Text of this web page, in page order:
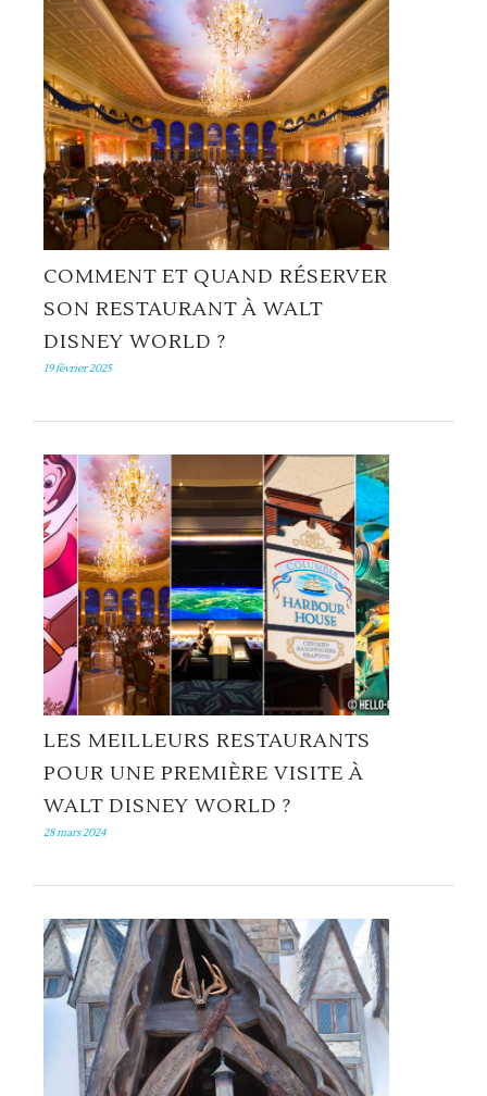
COMMENT ET QUAND RÉSERVER
SON RESTAURANT À WALT
DISNEY WORLD ?
19 février 2025
LES MEILLEURS RESTAURANTS
POUR UNE PREMIÈRE VISITE À
WALT DISNEY WORLD ?
28 mars 2024